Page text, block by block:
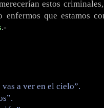
estos
que estamos
.-
a ver en el cielo”.